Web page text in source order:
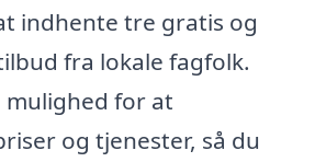
indhente tre gratis og
fra lokale fagfolk.
for at
og tjenester, så du